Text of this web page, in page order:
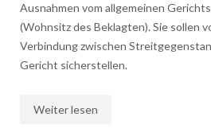
Ausnahmen vom allgemeinen
(Wohnsitz des Beklagten). Sie sollen
Verbindung zwischen
Gericht sicherstellen.
Weiter lesen